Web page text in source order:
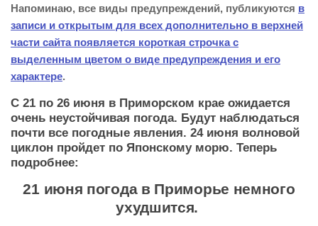
Напоминаю, все виды предупреждений, публикуются в
записи и открытым для всех дополнительно в верхней
части сайта появляется короткая строчка с
выделенным цветом о виде предупреждения и его
характере.
С 21 по 26 июня в Приморском крае ожидается
очень неустойчивая погода. Будут наблюдаться
почти все погодные явления. 24 июня волновой
циклон пройдет по Японскому морю. Теперь
подробнее:
21 июня погода в Приморье немного
ухудшится.